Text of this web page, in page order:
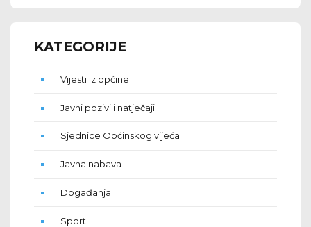
KATEGORIJE
Vijesti iz općine
Javni pozivi i natječaji
Sjednice Općinskog vijeća
Javna nabava
Događanja
Sport